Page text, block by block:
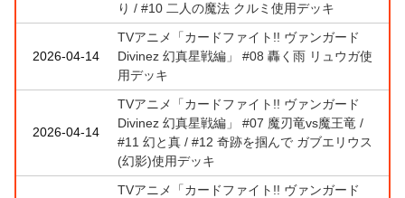
り / #10 二人の魔法 クルミ使用デッキ
2026-04-14
TVアニメ「カードファイト!! ヴァンガード
Divinez 幻真星戦編」 #08 轟く雨 リュウガ使
用デッキ
2026-04-14
TVアニメ「カードファイト!! ヴァンガード
Divinez 幻真星戦編」 #07 魔刃竜vs魔王竜 /
#11 幻と真 / #12 奇跡を掴んで ガブエリウス
(幻影)使用デッキ
TVアニメ「カードファイト!! ヴァンガード